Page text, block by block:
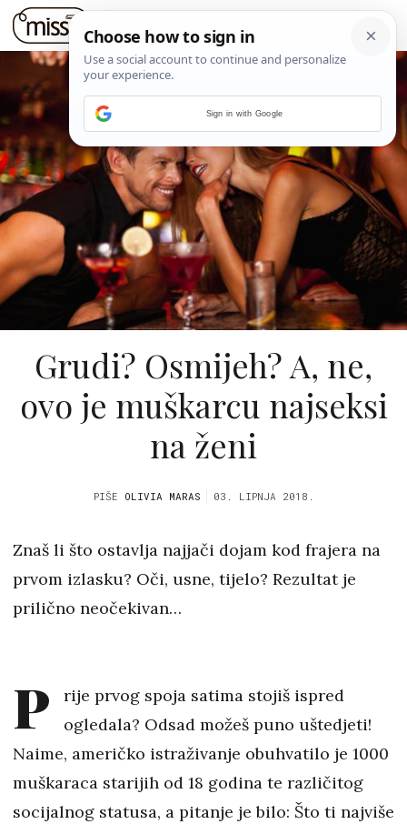
Grudi? Osmijeh? A, ne,
ovo je muškarcu najseksi
na ženi
PIŠE OLIVIA MARAS 03. LIPNJA 2018.
Znaš li što ostavlja najjači dojam kod frajera na
prvom izlasku? Oči, usne, tijelo? Rezultat je
prilično neočekivan…
P
rije prvog spoja satima stojiš ispred
ogledala? Odsad možeš puno uštedjeti!
Naime, američko istraživanje obuhvatilo je 1000
muškaraca starijih od 18 godina te različitog
socijalnog statusa, a pitanje je bilo: Što ti najviše
Sign in with Google